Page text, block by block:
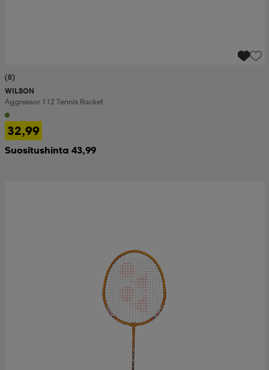
(8)
WILSON
Aggressor 112 Tennis Racket
32,99
Suositushinta 43,99